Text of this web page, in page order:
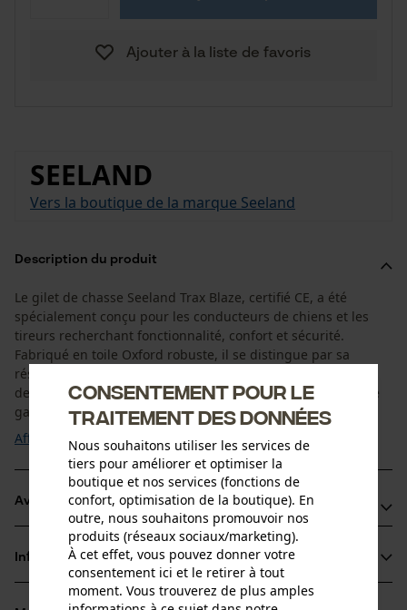
Ajouter à la liste de favoris
SEELAND
Vers la boutique de la marque Seeland
Description du produit
Le gilet de chasse Seeland Trax Blaze, certifié CE, a été
spécialement conçu pour les conducteurs de chiens et les
tireurs recherchant fonctionnalité, confort et sécurité.
Fabriqué en toile Oxford robuste, il se distingue par sa
résistance élevée et ses nombreux détails pratiques. Son
design orange vif Blaze associé au motif InVis® camouflage
garantit une visibilité ...
Afficher plus
Avantages du produit
Gilet de chasse certifié CE offrant une visibilité maximale
pour une sécurité accrue
Fermeture zippée Seeland facile à manipuler
Informations sur le produit
Consentement pour le
traitement des données
Nous souhaitons utiliser les services de
tiers pour améliorer et optimiser la
boutique et nos services (fonctions de
confort, optimisation de la boutique). En
outre, nous souhaitons promouvoir nos
produits (réseaux sociaux/marketing).
À cet effet, vous pouvez donner votre
consentement ici et le retirer à tout
moment. Vous trouverez de plus amples